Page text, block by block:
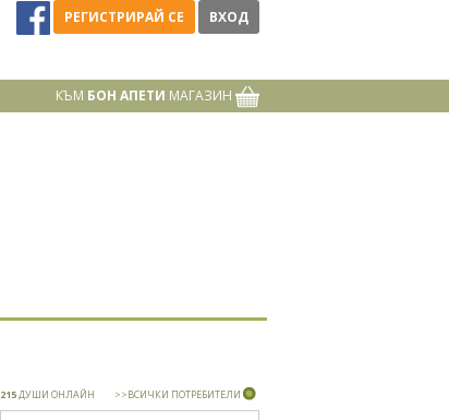
РЕГИСТРИРАЙ СЕ ВХОД
КЪМ БОН АПЕТИ МАГАЗИН
215ДУШИ ОНЛАЙН >>ВСИЧКИ ПОТРЕБИТЕЛИ